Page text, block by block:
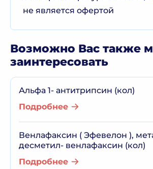
не является офертой
Возможно Вас также
заинтересовать
Альфа 1- антитрипсин (кол)
Подробнее
Венлафаксин ( Эфевелон ),
десметил- венлафаксин (кол)
Подробнее